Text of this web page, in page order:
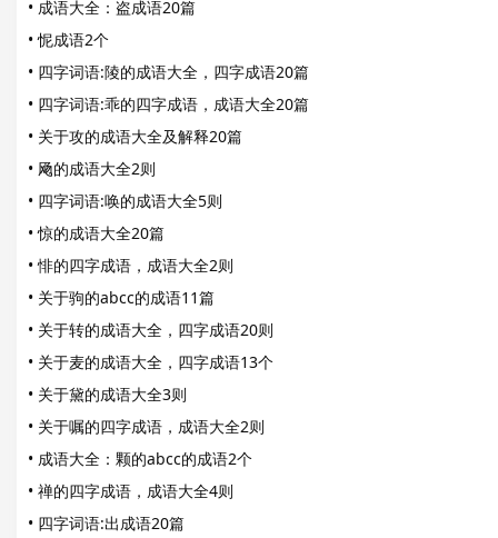
• 成语大全：盗成语20篇
•怩成语2个
• 四字词语:陵的成语大全，四字成语20篇
• 四字词语:乖的四字成语，成语大全20篇
• 关于攻的成语大全及解释20篇
• 飏的成语大全2则
• 四字词语:唤的成语大全5则
•惊的成语大全20篇
•悱的四字成语，成语大全2则
• 关于驹的abcc的成语11篇
• 关于转的成语大全，四字成语20则
• 关于麦的成语大全，四字成语13个
• 关于黛的成语大全3则
• 关于嘱的四字成语，成语大全2则
• 成语大全：颗的abcc的成语2个
• 禅的四字成语，成语大全4则
• 四字词语:出成语20篇